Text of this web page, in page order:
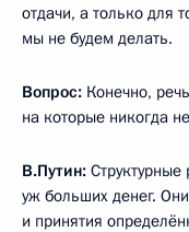
отдачи, а только для
мы не будем делать.
Вопрос: Конечно,
на которые никогда
В.Путин:
уж больших денег.
и принятия